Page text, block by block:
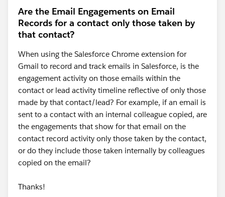
Are the Email Engagements on Email
Records for a contact only those taken by
that contact?
When using the Salesforce Chrome extension for
Gmail to record and track emails in Salesforce, is the
engagement activity on those emails within the
contact or lead activity timeline reflective of only those
made by that contact/lead? For example, if an email is
sent to a contact with an internal colleague copied, are
the engagements that show for that email on the
contact record activity only those taken by the contact,
or do they include those taken internally by colleagues
copied on the email?
Thanks!